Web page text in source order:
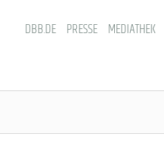
DBB.DE PRESSE MEDIATHEK